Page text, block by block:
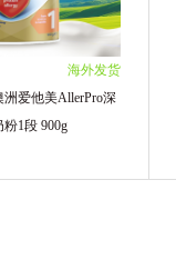
海外发货
洲爱他美AllerPro深
1段 900g